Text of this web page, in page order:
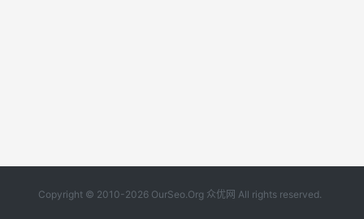
Copyright © 2010-2026 OurSeo.Org 众优网 All rights reserved.